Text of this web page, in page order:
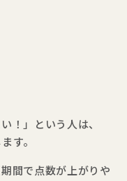
！」という人は、
す。
間で点数が上がりや